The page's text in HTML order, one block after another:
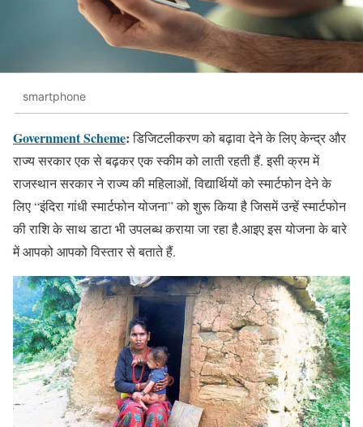
smartphone
Government Scheme:डिजिटलीकरण को बढ़ावा देने के लिए केन्द्र और
राज्य सरकार एक से बढ़कर एक स्कीम को लाती रहती हैं. इसी क्रम में
राजस्थान सरकार ने राज्य की महिलाओं, विद्यार्थियों को स्मार्टफोन देने के
लिए “इंदिरा गांधी स्मार्टफोन योजना” को शुरू किया है जिसमें उन्हें स्मार्टफोन
की राशि के साथ डाटा भी उपलब्ध कराया जा रहा है.आइए इस योजना के बारे
में आपको आपको विस्तार से बताते हैं.